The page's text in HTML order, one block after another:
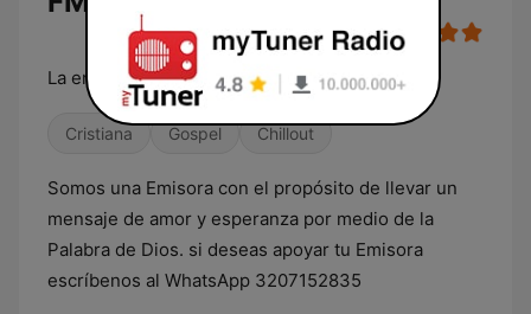
La emisora del olor fragante
Cristiana Gospel Chillout
Somos una Emisora con el propósito de llevar un
mensaje de amor y esperanza por medio de la
Palabra de Dios. si deseas apoyar tu Emisora
escríbenos al WhatsApp 3207152835